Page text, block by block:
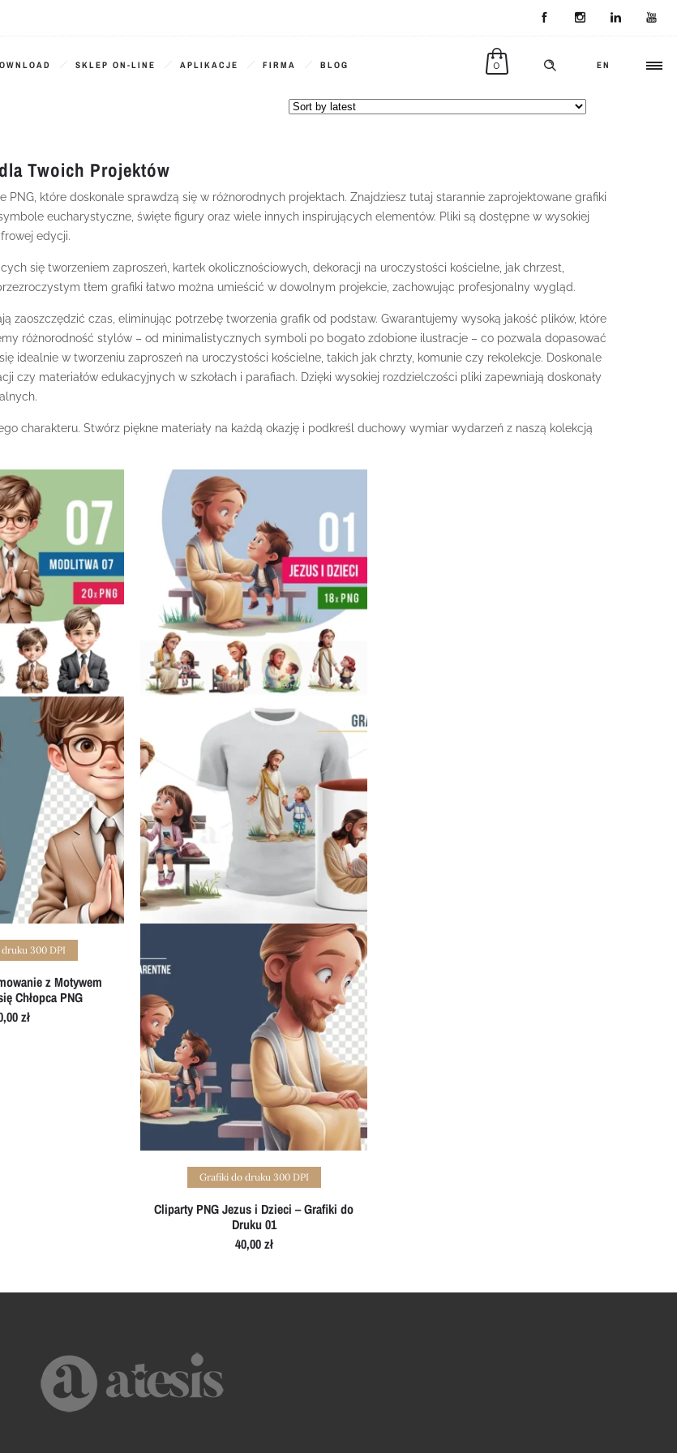
EN
0
SKLEP ON-LINE APLIKACJE FIRMA BLOG
Twoich Projektów
które doskonale sprawdzą się w różnorodnych projektach. Znajdziesz tutaj starannie zaprojektowane grafiki
eucharystyczne, święte figury oraz wiele innych inspirujących elementów. Pliki są dostępne w wysokiej
edycji.
się tworzeniem zaproszeń, kartek okolicznościowych, dekoracji na uroczystości kościelne, jak chrzest,
tłem grafiki łatwo można umieścić w dowolnym projekcie, zachowując profesjonalny wygląd.
zaoszczędzić czas, eliminując potrzebę tworzenia grafik od podstaw. Gwarantujemy wysoką jakość plików, które
różnorodność stylów – od minimalistycznych symboli po bogato zdobione ilustracje – co pozwala dopasować
idealnie w tworzeniu zaproszeń na uroczystości kościelne, takich jak chrzty, komunie czy rekolekcje. Doskonale
czy materiałów edukacyjnych w szkołach i parafiach. Dzięki wysokiej rozdzielczości pliki zapewniają doskonały
charakteru. Stwórz piękne materiały na każdą okazję i podkreśl duchowy wymiar wydarzeń z naszą kolekcją
cart
300 DPI
z Motywem
Chłopca PNG
zł
Add to cart
Grafiki do druku 300 DPI
Cliparty PNG Jezus i Dzieci – Grafiki do
Druku 01
40,00zł